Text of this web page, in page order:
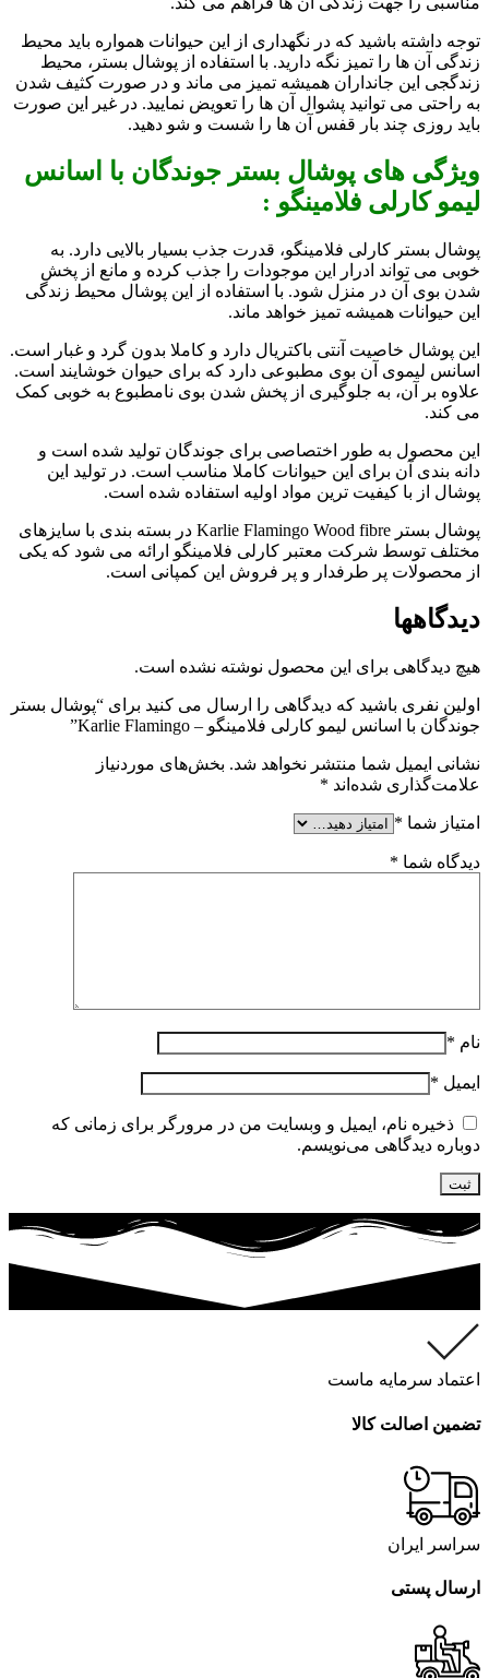
توجه داشته باشید که در نگهداری از این حیوانات همواره باید محیط
زندگی آن ها را تمیز نگه دارید. با استفاده از پوشال بستر، محیط
زندگجی این جانداران همیشه تمیز می ماند و در صورت کثیف شدن
به راحتی می توانید پشوال آن ها را تعویض نمایید. در غیر این صورت
باید روزی چند بار قفس آن ها را شست و شو دهید.
ویژگی های پوشال بستر جوندگان با اسانس
لیمو کارلی فلامینگو :
پوشال بستر کارلی فلامینگو، قدرت جذب بسیار بالایی دارد. به
خوبی می تواند ادرار این موجودات را جذب کرده و مانع از پخش
شدن بوی آن در منزل شود. با استفاده از این پوشال محیط زندگی
این حیوانات همیشه تمیز خواهد ماند.
این پوشال خاصیت آنتی باکتریال دارد و کاملا بدون گرد و غبار است.
اسانس لیموی آن بوی مطبوعی دارد که برای حیوان خوشایند است.
علاوه بر آن، به جلوگیری از پخش شدن بوی نامطبوع به خوبی کمک
می کند.
این محصول به طور اختصاصی برای جوندگان تولید شده است و
دانه بندی آن برای این حیوانات کاملا مناسب است. در تولید این
پوشال از با کیفیت ترین مواد اولیه استفاده شده است.
پوشال بستر Karlie Flamingo Wood fibre در بسته بندی با سایزهای
مختلف توسط شرکت معتبر کارلی فلامینگو ارائه می شود که یکی
از محصولات پر طرفدار و پر فروش این کمپانی است.
دیدگاهها
هیچ دیدگاهی برای این محصول نوشته نشده است.
اولین نفری باشید که دیدگاهی را ارسال می کنید برای “پوشال بستر
جوندگان با اسانس لیمو کارلی فلامینگو – Karlie Flamingo”
نشانی ایمیل شما منتشر نخواهد شد. بخش‌های موردنیاز
علامت‌گذاری شده‌اند *
امتیاز شما *
دیدگاه شما *
نام *
ایمیل *
ذخیره نام، ایمیل و وبسایت من در مرورگر برای زمانی که
دوباره دیدگاهی می‌نویسم.
اعتماد سرمایه ماست
تضمین اصالت کالا
سراسر ایران
ارسال پستی